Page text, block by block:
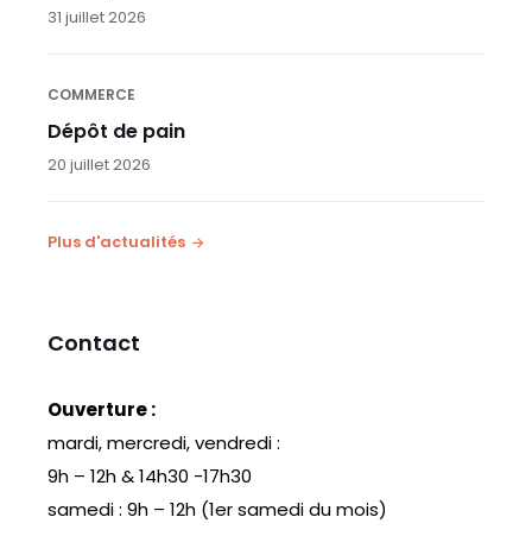
31 juillet 2026
COMMERCE
Dépôt de pain
20 juillet 2026
Plus d'actualités
Contact
Ouverture :
mardi, mercredi, vendredi :
9h – 12h & 14h30 -17h30
samedi : 9h – 12h (1er samedi du mois)